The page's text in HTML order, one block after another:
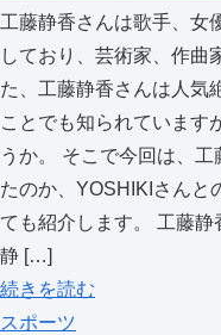
工藤静香さんは歌手、女
しており、芸術家、作曲
た、工藤静香さんは人気
ことでも知られています
うか。 そこで今回は、
たのか、YOSHIKIさんと
ても紹介します。 工藤
静 […]
続きを読む
スポーツ